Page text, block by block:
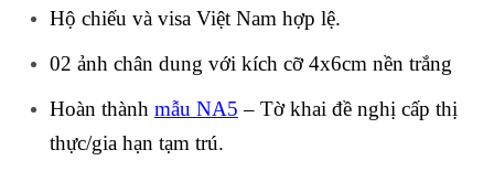
Hộ chiếu và visa Việt Nam hợp lệ.
02 ảnh chân dung với kích cỡ 4x6cm nền trắng
Hoàn thành mẫu NA5 – Tờ khai đề nghị cấp thị
thực/gia hạn tạm trú.